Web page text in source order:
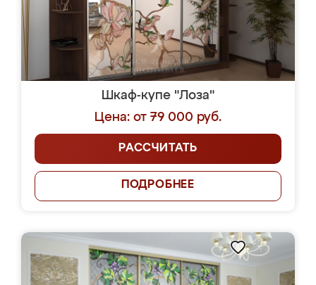
Шкаф-купе "Лоза"
Цена: от 79 000 руб.
РАССЧИТАТЬ
ПОДРОБНЕЕ